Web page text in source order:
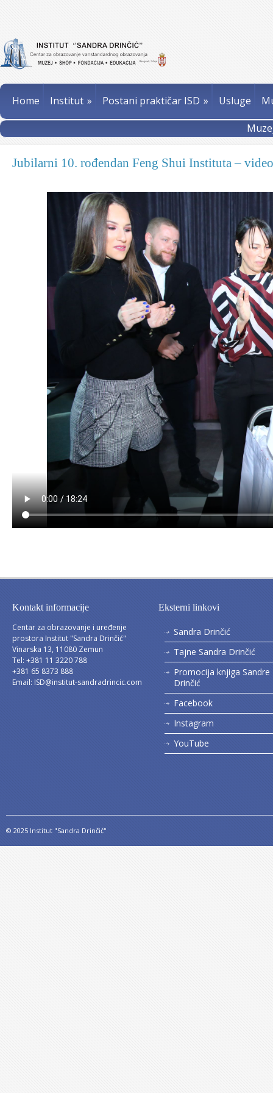
Home Institut » Postani praktičar ISD » Usluge
Jubilarni 10. rođendan Feng Shui Instituta – video
Kontakt informacije
Centar za obrazovanje i uređenje
prostora Institut "Sandra Drinčić"
Vinarska 13, 11080 Zemun
Tel: +381 11 3220 788
+381 65 8373 888
Email: ISD@institut-sandradrincic.com
Eksterni linkovi
Sandra Drinčić
Tajne Sandra Drinčić
Promocija knjiga Sandre
Drinčić
Facebook
Instagram
YouTube
© 2025 Institut "Sandra Drinčić"